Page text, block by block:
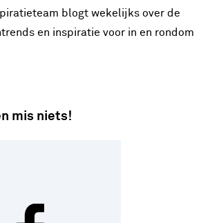
blogt wekelijks over de
en inspiratie voor in en rondom
mis niets!